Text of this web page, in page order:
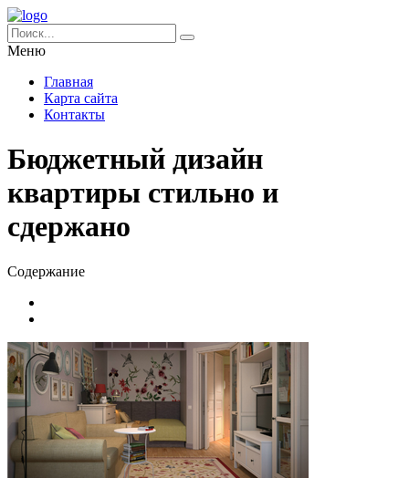
Меню
Главная
Карта сайта
Контакты
Бюджетный дизайн
квартиры стильно и
сдержано
Содержание